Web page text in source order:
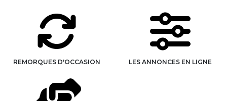
REMORQUES D'OCCASION LES ANNONCES EN LIGNE